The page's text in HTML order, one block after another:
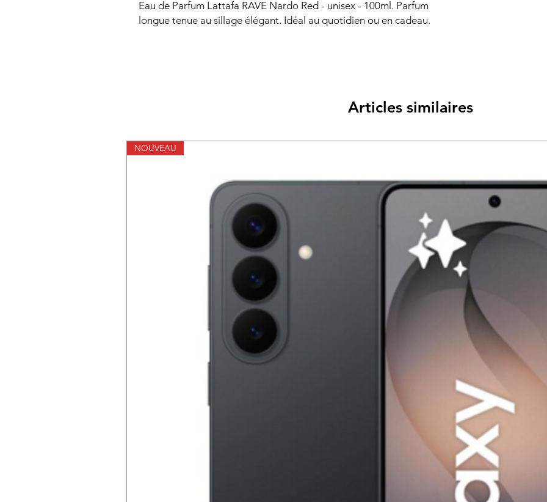
Eau de Parfum Lattafa RAVE Nardo Red - unisex - 100ml. Parfum
longue tenue au sillage élégant. Idéal au quotidien ou en cadeau.
Articles similaires
NOUVEAU